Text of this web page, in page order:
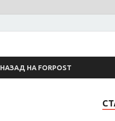
НАЗАД НА FORPOST